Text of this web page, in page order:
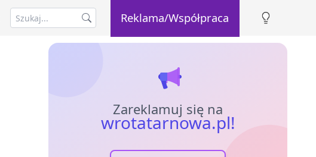
Reklama/Współpraca
Zareklamuj się na
wrotatarnowa.pl!